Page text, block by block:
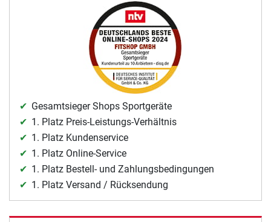
Gesamtsieger Shops Sportgeräte
1. Platz Preis-Leistungs-Verhältnis
1. Platz Kundenservice
1. Platz Online-Service
1. Platz Bestell- und Zahlungsbedingungen
1. Platz Versand / Rücksendung